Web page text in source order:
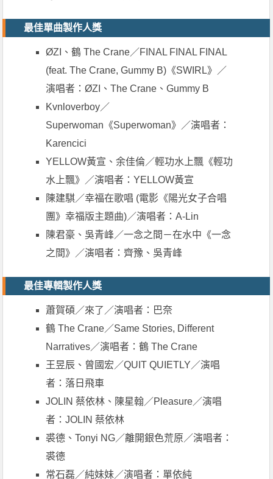
最佳單曲製作人獎
ØZI、鶴 The Crane／FINAL FINAL FINAL
(feat. The Crane, Gummy B)《SWIRL》／
演唱者：ØZI、The Crane、Gummy B
Kvnloverboy／
Superwoman《Superwoman》／演唱者：
Karencici
YELLOW黃宣、余佳倫／輕功水上飄《輕功
水上飄》／演唱者：YELLOW黃宣
陳建騏／幸福在歌唱 (電影《陽光女子合唱
團》幸福版主題曲)／演唱者：A-Lin
陳君豪、吳青峰／一念之間－在水中《一念
之間》／演唱者：齊豫、吳青峰
最佳專輯製作人獎
蕭賀碩／來了／演唱者：巴奈
鶴 The Crane／Same Stories, Different
Narratives／演唱者：鶴 The Crane
王昱辰、曾國宏／QUIT QUIETLY／演唱
者：落日飛車
JOLIN 蔡依林、陳星翰／Pleasure／演唱
者：JOLIN 蔡依林
裘德、Tonyi NG／離開銀色荒原／演唱者：
裘德
常石磊／純妹妹／演唱者：單依純